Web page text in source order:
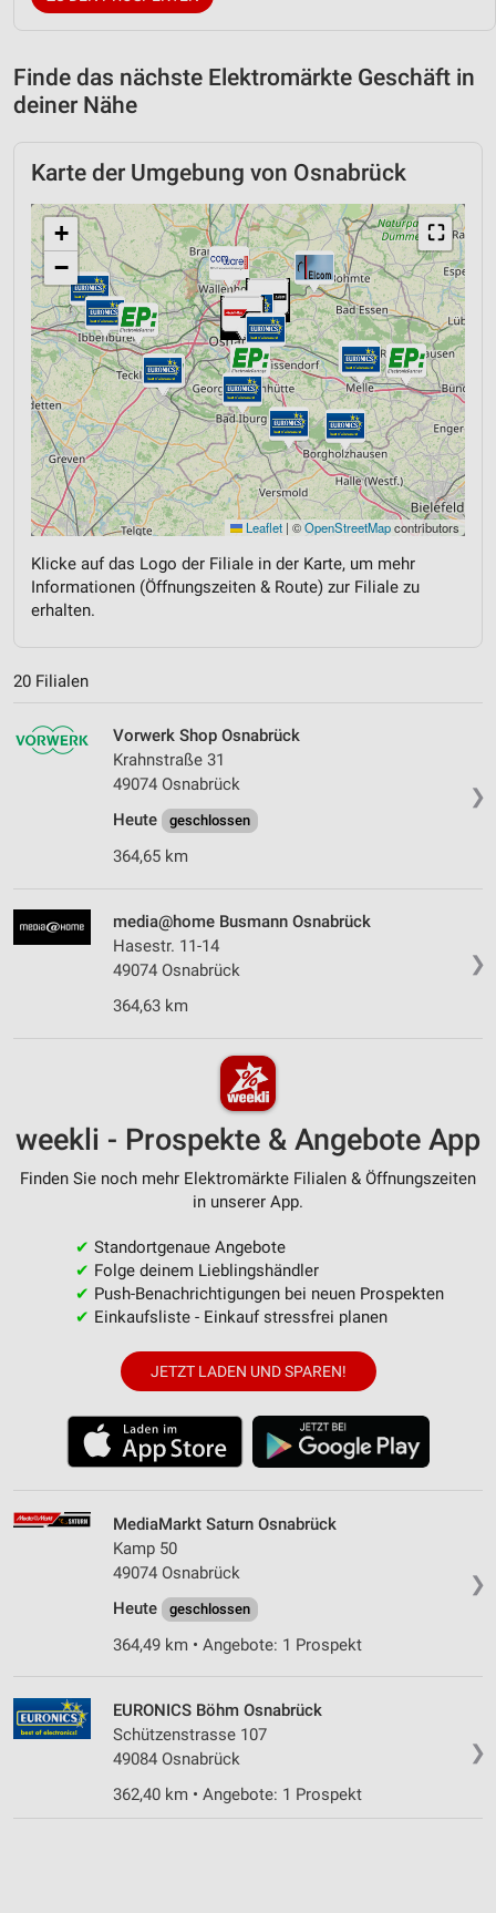
Finde das nächste Elektromärkte Geschäft in
deiner Nähe
Karte der Umgebung von Osnabrück
⛶
+
−
Leaflet | ©OpenStreetMapcontributors
Klicke auf das Logo der Filiale in der Karte, um mehr
Informationen (Öffnungszeiten & Route) zur Filiale zu
erhalten.
20 Filialen
❯
Vorwerk Shop Osnabrück
Krahnstraße 31
49074 Osnabrück
Heute
geschlossen
364,65 km
❯
media@home Busmann Osnabrück
Hasestr. 11-14
49074 Osnabrück
364,63 km
weekli - Prospekte & Angebote App
Finden Sie noch mehr Elektromärkte Filialen & Öffnungszeiten
in unserer App.
✔ Standortgenaue Angebote
✔ Folge deinem Lieblingshändler
✔ Push-Benachrichtigungen bei neuen Prospekten
✔ Einkaufsliste - Einkauf stressfrei planen
JETZT LADEN UND SPAREN!
❯
MediaMarkt Saturn Osnabrück
Kamp 50
49074 Osnabrück
Heute
geschlossen
364,49 km • Angebote: 1 Prospekt
❯
EURONICS Böhm Osnabrück
Schützenstrasse 107
49084 Osnabrück
362,40 km • Angebote: 1 Prospekt